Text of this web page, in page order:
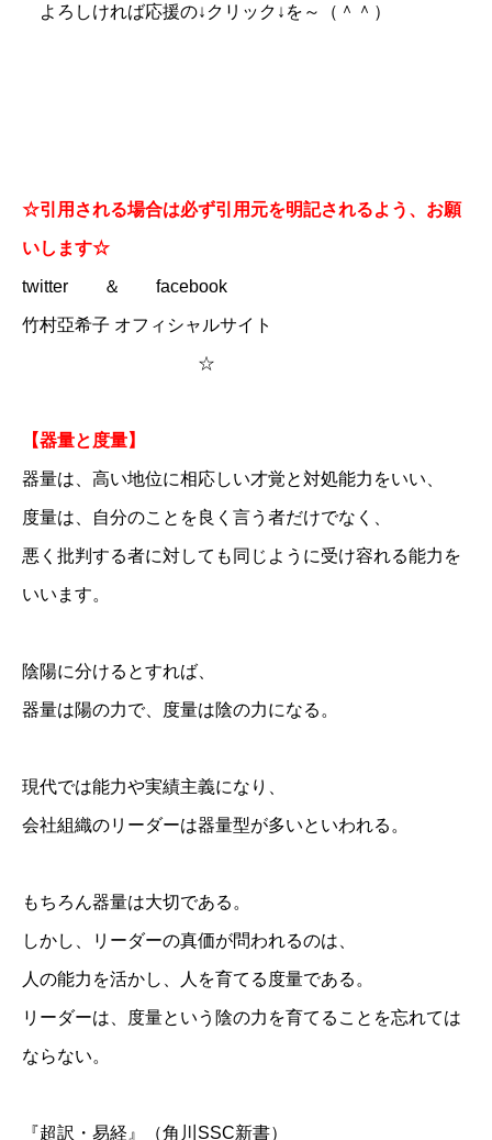
よろしければ応援の↓クリック↓を～（＾＾）
☆引用される場合は必ず引用元を明記されるよう、お願
いします☆
twitter ＆ facebook
竹村亞希子 オフィシャルサイト
☆
【器量と度量】
器量は、高い地位に相応しい才覚と対処能力をいい、
度量は、自分のことを良く言う者だけでなく、
悪く批判する者に対しても同じように受け容れる能力を
いいます。
陰陽に分けるとすれば、
器量は陽の力で、度量は陰の力になる。
現代では能力や実績主義になり、
会社組織のリーダーは器量型が多いといわれる。
もちろん器量は大切である。
しかし、リーダーの真価が問われるのは、
人の能力を活かし、人を育てる度量である。
リーダーは、度量という陰の力を育てることを忘れては
ならない。
『超訳・易経』（角川SSC新書）